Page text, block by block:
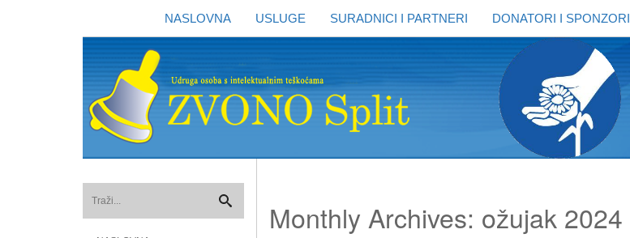
NASLOVNA USLUGE SURADNICI I PARTNERI DONATORI I SPONZORI
Monthly Archives: ožujak 2024